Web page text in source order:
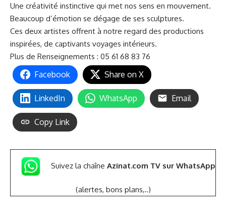
Une créativité instinctive qui met nos sens en mouvement.
Beaucoup d’émotion se dégage de ses sculptures.
Ces deux artistes offrent à notre regard des productions
inspirées, de captivants voyages intérieurs.
Plus de Renseignements : 05 61 68 83 76
Facebook Share on X
LinkedIn WhatsApp Email
Copy Link
Suivez la chaîne Azinat.com TV sur WhatsApp
(alertes, bons plans,..)